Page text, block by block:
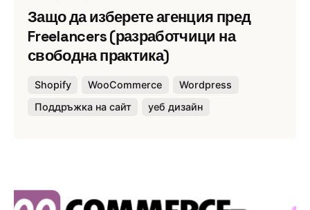
Защо да изберете агенция пред
Freelancers (разработчици на
свободна практика)
Shopify WooCommerce
Wordpress
Поддръжка на сайт
уеб дизайн
Webness